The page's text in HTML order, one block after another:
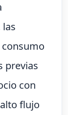
previas
con
flujo